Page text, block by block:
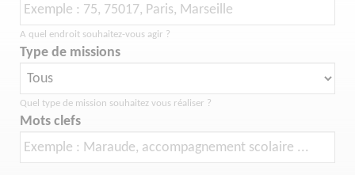
A quel endroit souhaitez-vous agir ?
Type de missions
Quel type de mission souhaitez vous réaliser ?
Mots clefs